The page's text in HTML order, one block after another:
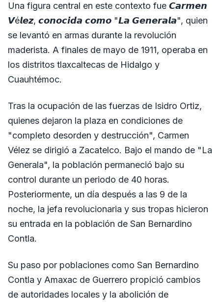
​Una figura central en este contexto fue 𝘾𝙖𝙧𝙢𝙚𝙣
𝙑é𝙡𝙚𝙯, 𝙘𝙤𝙣𝙤𝙘𝙞𝙙𝙖 𝙘𝙤𝙢𝙤 "𝙇𝙖 𝙂𝙚𝙣𝙚𝙧𝙖𝙡𝙖", quien
se levantó en armas durante la revolución
maderista. A finales de mayo de 1911, operaba en
los distritos tlaxcaltecas de Hidalgo y
Cuauhtémoc.
Tras la ocupación de las fuerzas de Isidro Ortiz,
quienes dejaron la plaza en condiciones de
"completo desorden y destrucción", Carmen
Vélez se dirigió a Zacatelco. Bajo el mando de "La
Generala", la población permaneció bajo su
control durante un periodo de 40 horas.
Posteriormente, un día después a las 9 de la
noche, la jefa revolucionaria y sus tropas hicieron
su entrada en la población de San Bernardino
Contla.
Su paso por poblaciones como San Bernardino
Contla y Amaxac de Guerrero propició cambios
de autoridades locales y la abolición de